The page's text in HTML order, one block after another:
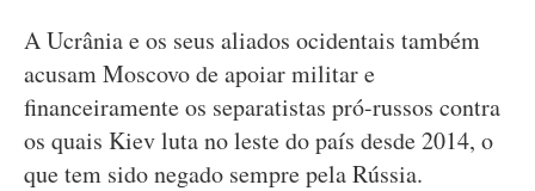
A Ucrânia e os seus aliados ocidentais também
acusam Moscovo de apoiar militar e
financeiramente os separatistas pró-russos contra
os quais Kiev luta no leste do país desde 2014, o
que tem sido negado sempre pela Rússia.